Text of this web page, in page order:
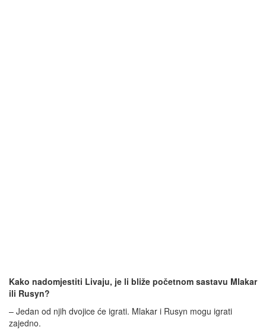
Kako nadomjestiti Livaju, je li bliže početnom sastavu Mlakar
ili Rusyn?
– Jedan od njih dvojice će igrati. Mlakar i Rusyn mogu igrati
zajedno.